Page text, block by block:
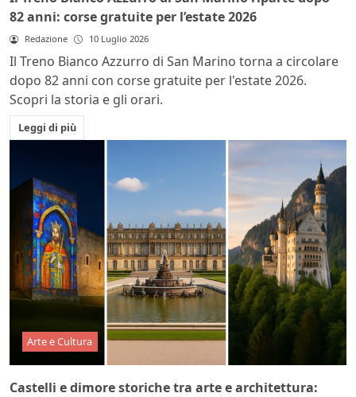
82 anni: corse gratuite per l’estate 2026
Redazione 10 Luglio 2026
Il Treno Bianco Azzurro di San Marino torna a circolare
dopo 82 anni con corse gratuite per l'estate 2026.
Scopri la storia e gli orari.
Leggi di più
Arte e Cultura
Castelli e dimore storiche tra arte e architettura: